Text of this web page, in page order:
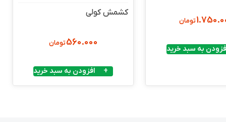
تومان
به سبد خرید
کشمش کولی
560.000تومان
افزودن به سبد خرید